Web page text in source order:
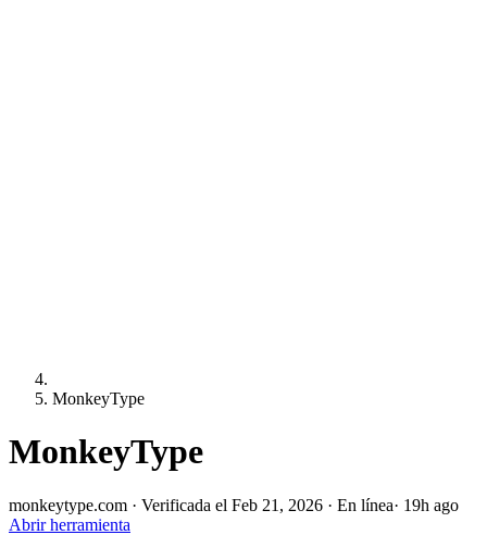
MonkeyType
MonkeyType
monkeytype.com · Verificada el Feb 21, 2026 · En línea· 19h ago
Abrir herramienta